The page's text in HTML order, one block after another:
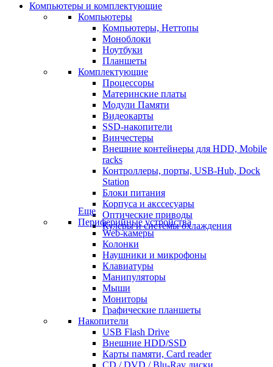
Компьютеры и комплектующие
Компьютеры
Компьютеры, Неттопы
Моноблоки
Ноутбуки
Планшеты
Комплектующие
Процессоры
Материнские платы
Модули Памяти
Видеокарты
SSD-накопители
Винчестеры
Внешние контейнеры для HDD, Mobile
racks
Контроллеры, порты, USB-Hub, Dock
Station
Блоки питания
Корпуса и акссесуары
Оптические приводы
Кулеры и системы охлаждения
Еще
Периферийные устройства
Web-камеры
Колонки
Наушники и микрофоны
Клавиатуры
Манипуляторы
Мыши
Мониторы
Графические планшеты
Накопители
USB Flash Drive
Внешние HDD/SSD
Карты памяти, Card reader
CD / DVD / Blu-Ray диски